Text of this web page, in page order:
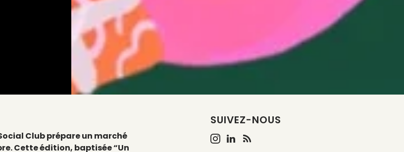
Club prépare un marché
Cette édition, baptisée “Un
SUIVEZ-NOUS